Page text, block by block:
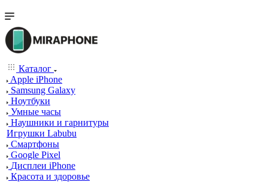
Каталог
Apple iPhone
Samsung Galaxy
Ноутбуки
Умные часы
Наушники и гарнитуры
Игрушки Labubu
Смартфоны
Google Pixel
Дисплеи iPhone
Красота и здоровье